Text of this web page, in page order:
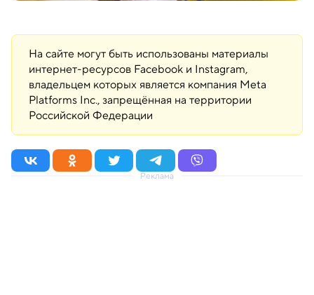
На сайте могут быть использованы материалы
интернет-ресурсов Facebook и Instagram,
владельцем которых является компания Meta
Platforms Inc., запрещённая на территории
Российской Федерации
Реклама